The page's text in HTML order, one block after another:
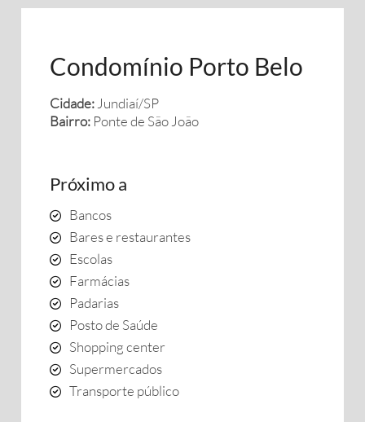
Condomínio Porto Belo
Cidade: Jundiaí/SP
Bairro: Ponte de São João
Próximo a
Bancos
Bares e restaurantes
Escolas
Farmácias
Padarias
Posto de Saúde
Shopping center
Supermercados
Transporte público